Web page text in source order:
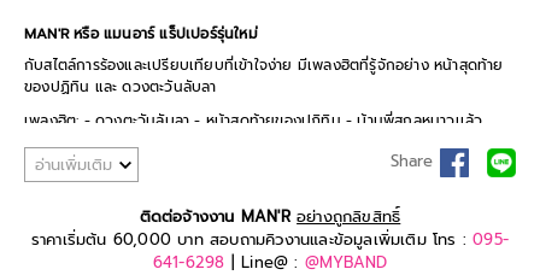
MAN'R หรือ แมนอาร์ แร็ปเปอร์รุ่นใหม่
กับสไตล์การร้องและเปรียบเทียบที่เข้าใจง่าย มีเพลงฮิตที่รู้จักอย่าง หน้าสุดท้าย
ของปฏิทิน และ ดวงตะวันลับลา
เพลงฮิต: - ดวงตะวันลับลา - หน้าสุดท้ายของปฏิทิน - บ้านพี่สกลหนาวเเล้ว
อ่านเพิ่มเติม Share
ติดต่อจ้างงาน MAN'R อย่างถูกลิขสิทธิ์
ราคาเริ่มต้น 60,000 บาท สอบถามคิวงานและข้อมูลเพิ่มเติม โทร :095-
641-6298 | Line@ : @MYBAND